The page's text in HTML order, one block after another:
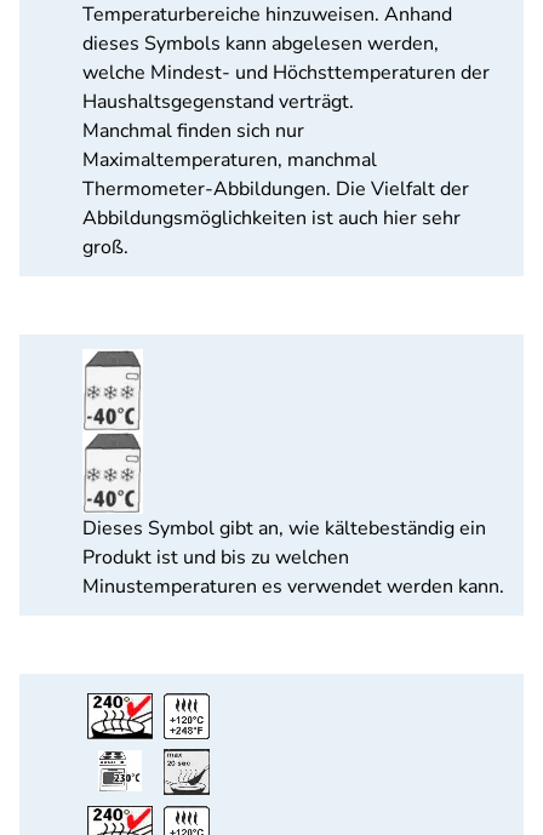
Temperaturbereiche hinzuweisen. Anhand
dieses Symbols kann abgelesen werden,
welche Mindest- und Höchsttemperaturen der
Haushaltsgegenstand verträgt.
Manchmal finden sich nur
Maximaltemperaturen, manchmal
Thermometer-Abbildungen. Die Vielfalt der
Abbildungsmöglichkeiten ist auch hier sehr
groß.
Dieses Symbol gibt an, wie kältebeständig ein
Produkt ist und bis zu welchen
Minustemperaturen es verwendet werden kann.